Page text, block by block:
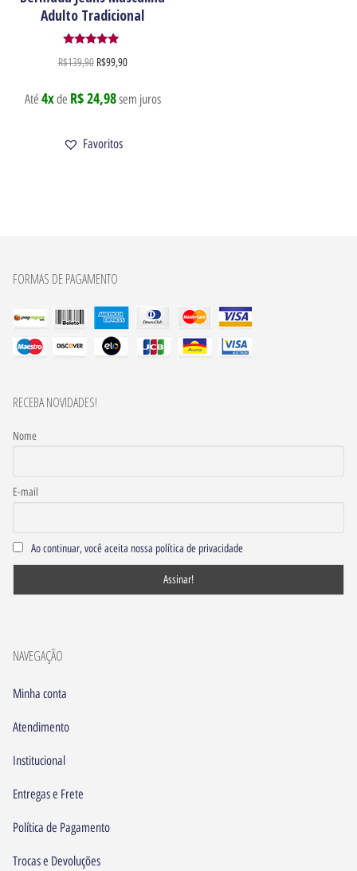
Adulto Tradicional
Avaliação
5.00
R$139,90 R$99,90
Até 4xde R$ 24,98sem juros
Favoritos
FORMAS DE PAGAMENTO
RECEBA NOVIDADES!
Nome
E-mail
Ao continuar, você aceita nossa política de privacidade
NAVEGAÇÃO
Minha conta
Atendimento
Institucional
Entregas e Frete
Política de Pagamento
Trocas e Devoluções